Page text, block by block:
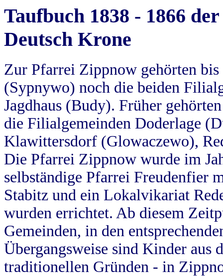
Taufbuch 1838 - 1866
Deutsch Krone
Zur Pfarrei Zippnow gehörten
(Sypnywo) noch die beiden
Jagdhaus (Budy). Früher
die Filialgemeinden Doderlage
Klawittersdorf (Glowaczewo),
Die Pfarrei Zippnow wurde im
selbständige Pfarrei Freudenfier
Stabitz und ein Lokalvikariat
wurden errichtet. Ab diesem
Gemeinden, in den
Übergangsweise sind Kinder aus
traditionellen Gründen - in